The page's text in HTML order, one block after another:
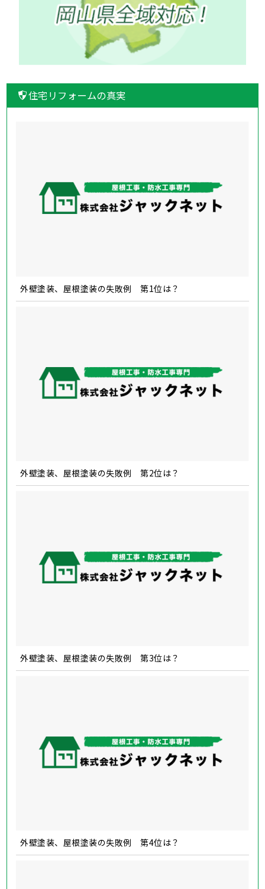
住宅リフォームの真実
外壁塗装、屋根塗装の失敗例 第1位は？
外壁塗装、屋根塗装の失敗例 第2位は？
外壁塗装、屋根塗装の失敗例 第3位は？
外壁塗装、屋根塗装の失敗例 第4位は？